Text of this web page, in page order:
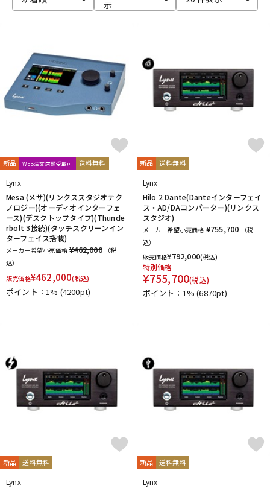
ベース ウクレレ
キーボード 電子ピアノ
DJ機器 DTM
示
新品 WEB注文店頭受取可 送料無料
Lynx
Mesa (メサ)(リンクススタジオテク
ノロジー)(オーディオインターフェ
ース)(デスクトップタイプ)(Thunde
rbolt 3接続)(タッチスクリーンイン
ターフェイス搭載)
メーカー希望小売価格 ¥462,000
（税
込）
販売価格¥462,000(税込)
ポイント：1% (4200pt)
新品 送料無料
Lynx
Hilo 2 Dante(Danteインターフェイ
ス・AD/DAコンバーター)(リンクス
スタジオ)
メーカー希望小売価格 ¥755,700
（税
込）
販売価格¥792,000(税込)
特別価格
¥755,700(税込)
ポイント：1%(6870pt)
新品 送料無料
Lynx
新品 送料無料
Lynx